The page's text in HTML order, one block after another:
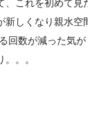
、これを初めて見
新しくなり親水空
回数が減った気
。。